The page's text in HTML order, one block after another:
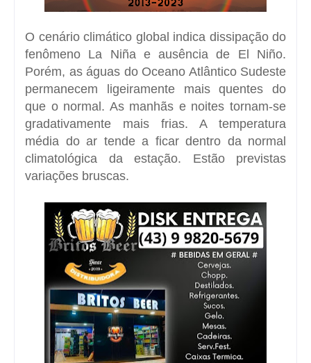
O cenário climático global indica dissipação do
fenômeno La Niña e ausência de El Niño.
Porém, as águas do Oceano Atlântico Sudeste
permanecem ligeiramente mais quentes do
que o normal. As manhãs e noites tornam-se
gradativamente mais frias. A temperatura
média do ar tende a ficar dentro da normal
climatológica da estação. Estão previstas
variações bruscas.